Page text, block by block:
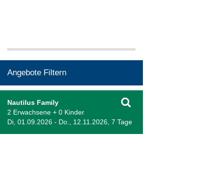
Angebote Filtern
Nautilus Family
2 Erwachsene + 0 Kinder
Di, 01.09.2026 - Do., 12.11.2026, 7 Tage